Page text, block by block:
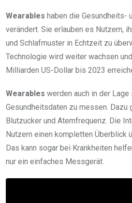
Wearables haben die Gesundheits-
verändert. Sie erlauben es Nutzern,
und Schlafmuster in Echtzeit zu
Technologie wird weiter wachsen
Milliarden US-Dollar bis 2023
Wearables werden auch in der
Gesundheitsdaten zu messen. Dazu
Blutzucker und Atemfrequenz. Die
Nutzern einen kompletten Überblick
Das kann sogar bei Krankheiten
nur ein einfaches Messgerät.